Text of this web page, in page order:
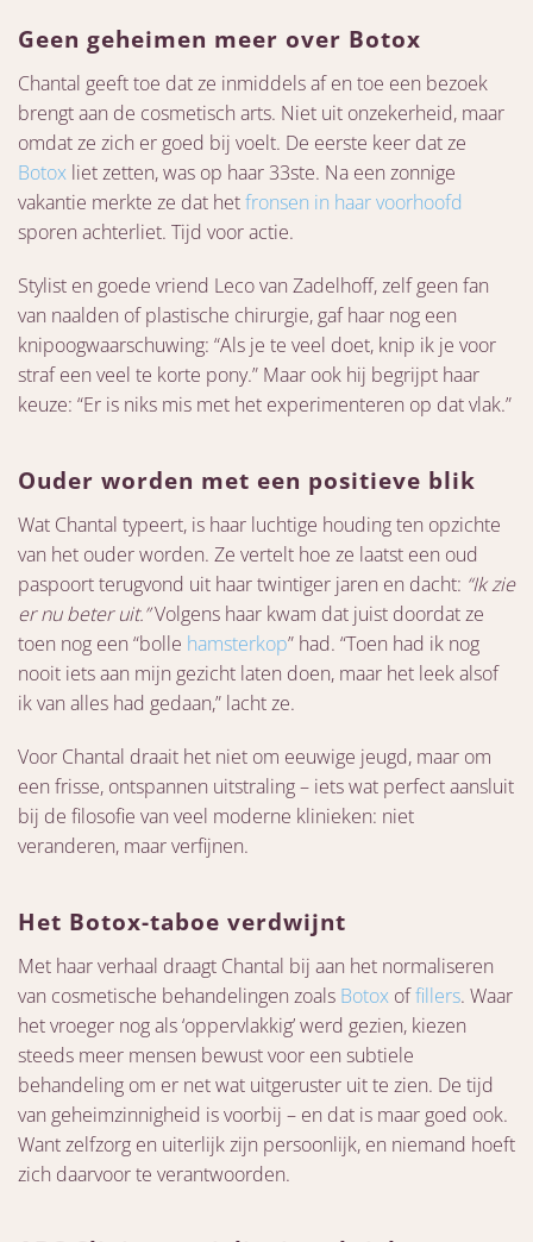
Geen geheimen meer over Botox
Chantal geeft toe dat ze inmiddels af en toe een bezoek
brengt aan de cosmetisch arts. Niet uit onzekerheid, maar
omdat ze zich er goed bij voelt. De eerste keer dat ze
Botox liet zetten, was op haar 33ste. Na een zonnige
vakantie merkte ze dat hetfronsen in haar voorhoofd
sporen achterliet. Tijd voor actie.
Stylist en goede vriend Leco van Zadelhoff, zelf geen fan
van naalden of plastische chirurgie, gaf haar nog een
knipoogwaarschuwing: “Als je te veel doet, knip ik je voor
straf een veel te korte pony.” Maar ook hij begrijpt haar
keuze: “Er is niks mis met het experimenteren op dat vlak.”
Ouder worden met een positieve blik
Wat Chantal typeert, is haar luchtige houding ten opzichte
van het ouder worden. Ze vertelt hoe ze laatst een oud
paspoort terugvond uit haar twintiger jaren en dacht: “Ik zie
er nu beter uit.”Volgens haar kwam dat juist doordat ze
toen nog een “bolle hamsterkop” had. “Toen had ik nog
nooit iets aan mijn gezicht laten doen, maar het leek alsof
ik van alles had gedaan,” lacht ze.
Voor Chantal draait het niet om eeuwige jeugd, maar om
een frisse, ontspannen uitstraling – iets wat perfect aansluit
bij de filosofie van veel moderne klinieken: niet
veranderen, maar verfijnen.
Het Botox-taboe verdwijnt
Met haar verhaal draagt Chantal bij aan het normaliseren
van cosmetische behandelingen zoals Botox offillers. Waar
het vroeger nog als ‘oppervlakkig’ werd gezien, kiezen
steeds meer mensen bewust voor een subtiele
behandeling om er net wat uitgeruster uit te zien. De tijd
van geheimzinnigheid is voorbij – en dat is maar goed ook.
Want zelfzorg en uiterlijk zijn persoonlijk, en niemand hoeft
zich daarvoor te verantwoorden.